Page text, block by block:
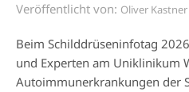
Veröffentlicht von: Oliver Kastner
Beim Schilddrüseninfotag
und Experten am Uniklinikum
Autoimmunerkrankungen der